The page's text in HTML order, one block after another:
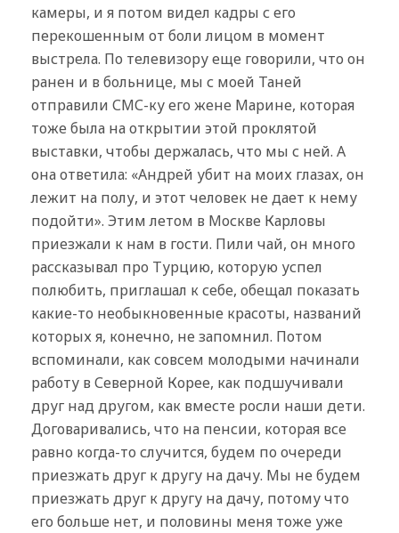
камеры, и я потом видел кадры с его
перекошенным от боли лицом в момент
выстрела. По телевизору еще говорили, что он
ранен и в больнице, мы с моей Таней
отправили СМС-ку его жене Марине, которая
тоже была на открытии этой проклятой
выставки, чтобы держалась, что мы с ней. А
она ответила: «Андрей убит на моих глазах, он
лежит на полу, и этот человек не дает к нему
подойти». Этим летом в Москве Карловы
приезжали к нам в гости. Пили чай, он много
рассказывал про Турцию, которую успел
полюбить, приглашал к себе, обещал показать
какие-то необыкновенные красоты, названий
которых я, конечно, не запомнил. Потом
вспоминали, как совсем молодыми начинали
работу в Северной Корее, как подшучивали
друг над другом, как вместе росли наши дети.
Договаривались, что на пенсии, которая все
равно когда-то случится, будем по очереди
приезжать друг к другу на дачу. Мы не будем
приезжать друг к другу на дачу, потому что
его больше нет, и половины меня тоже уже